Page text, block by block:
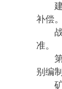
建设
补偿。
战略
准。
第三
别编
矿业